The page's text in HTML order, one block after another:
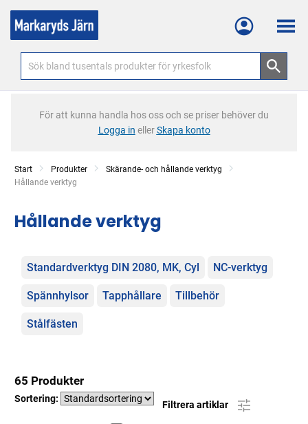
Meny
För att kunna handla hos oss och se priser behöver du
Logga in ellerSkapa konto
Start Produkter
Skärande- och hållande verktyg
Current:
Hållande verktyg
Hållande verktyg
Kategorier
Standardverktyg DIN 2080, MK, Cyl NC-verktyg
Spännhylsor Tapphållare Tillbehör
Stålfästen
65 Produkter
Sortering:
Filtrera artiklar